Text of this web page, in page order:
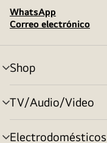
WhatsApp
Correo electrónico
Shop
alternar
menú
TV/Audio/Video
alternar
menú
Electrodomésticos